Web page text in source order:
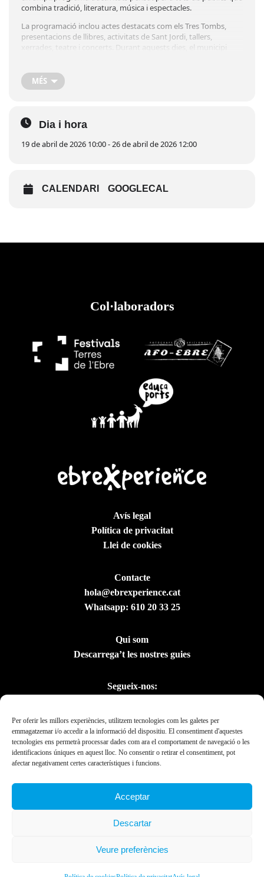
Per oferir les millors experiències, utilitzem tecnologies com les galetes per
emmagatzemar i/o accedir a la informació del dispositiu. El consentiment d'aquestes
tecnologies ens permetrà processar dades com ara el comportament de navegació o les
identificacions úniques en aquest lloc. No consentir o retirar el consentiment, pot
afectar negativament certes característiques i funcions.
Acceptar
Descartar
Veure preferències
combina tradició, literatura, música i espectacles.
La programació inclou actes destacats com els Tres Tombs,
presentacions de llibres, activitats de Sant Jordi, tallers,
xerrades, teatre i concerts. Durant aquests dies, el municipi
Una cita que consolida la Setmana Cultural com un dels
MÉS
Dia i hora
19 de abril de 2026 10:00 - 26 de abril de 2026 12:00
CALENDARI GOOGLECAL
Col·laboradors
Avís legal
Política de privacitat
Llei de cookies
Contacte
hola@ebrexperience.cat
Whatsapp: 610 20 33 25
Qui som
Descarrega’t les nostres guies
Segueix-nos:
Presidència